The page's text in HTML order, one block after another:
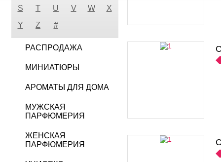
S
T U V W
X
Y
Z #
РАСПРОДАЖА
МИНИАТЮРЫ
АРОМАТЫ ДЛЯ ДОМА
МУЖСКАЯ
ПАРФЮМЕРИЯ
ЖЕНСКАЯ
ПАРФЮМЕРИЯ